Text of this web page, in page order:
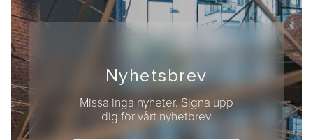
Nyhetsbrev
Missa inga nyheter. Signa upp
dig för vårt nyhetbrev